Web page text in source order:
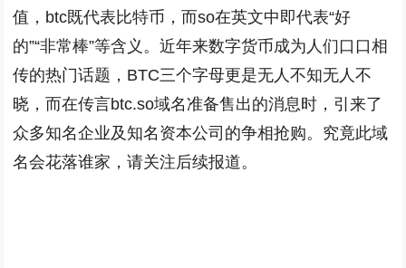
值，btc既代表比特币，而so在英文中即代表“好
的”“非常棒”等含义。近年来数字货币成为人们口口相
传的热门话题，BTC三个字母更是无人不知无人不
晓，而在传言btc.so域名准备售出的消息时，引来了
众多知名企业及知名资本公司的争相抢购。究竟此域
名会花落谁家，请关注后续报道。